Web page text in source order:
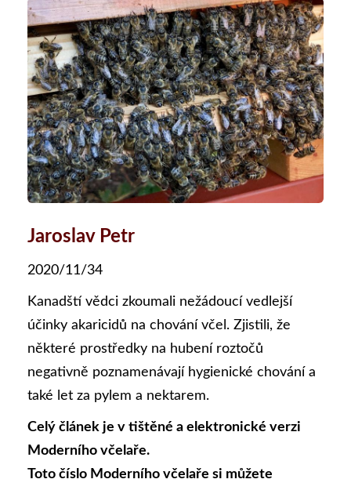
Jaroslav Petr
2020/11/34
Kanadští vědci zkoumali nežádoucí vedlejší
účinky akaricidů na chování včel. Zjistili, že
některé prostředky na hubení roztočů
negativně poznamenávají hygienické chování a
také let za pylem a nektarem.
Celý článek je v tištěné a elektronické verzi
Moderního včelaře.
Toto číslo Moderního včelaře si můžete